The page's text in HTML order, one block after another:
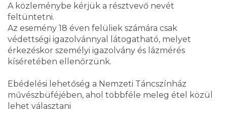
A közleménybe kérjük a résztvevő nevét
feltüntetni.
Az esemény 18 éven felüliek számára csak
védettségi igazolvánnyal látogatható, melyet
érkezéskor személyi igazolvány és lázmérés
kíséretében ellenőrzünk.
Ebédelési lehetőség a Nemzeti Táncszínház
művészbüféjében, ahol többféle meleg étel közül
lehet választani